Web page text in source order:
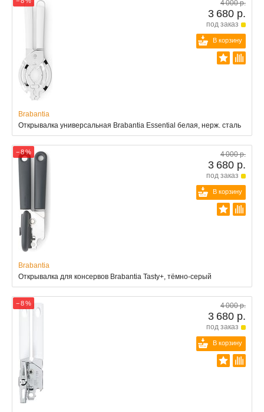
4 000 р.
3 680 р.
под заказ
В корзину
Brabantia
Открывалка универсальная Brabantia Essential белая, нерж. сталь
− 8 % 4 000 р.
3 680 р.
под заказ
В корзину
Brabantia
Открывалка для консервов Brabantia Tasty+, тёмно-серый
− 8 % 4 000 р.
3 680 р.
под заказ
В корзину